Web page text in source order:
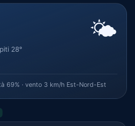
28°
🌤️
69% · vento 3 km/h Est-Nord-Est